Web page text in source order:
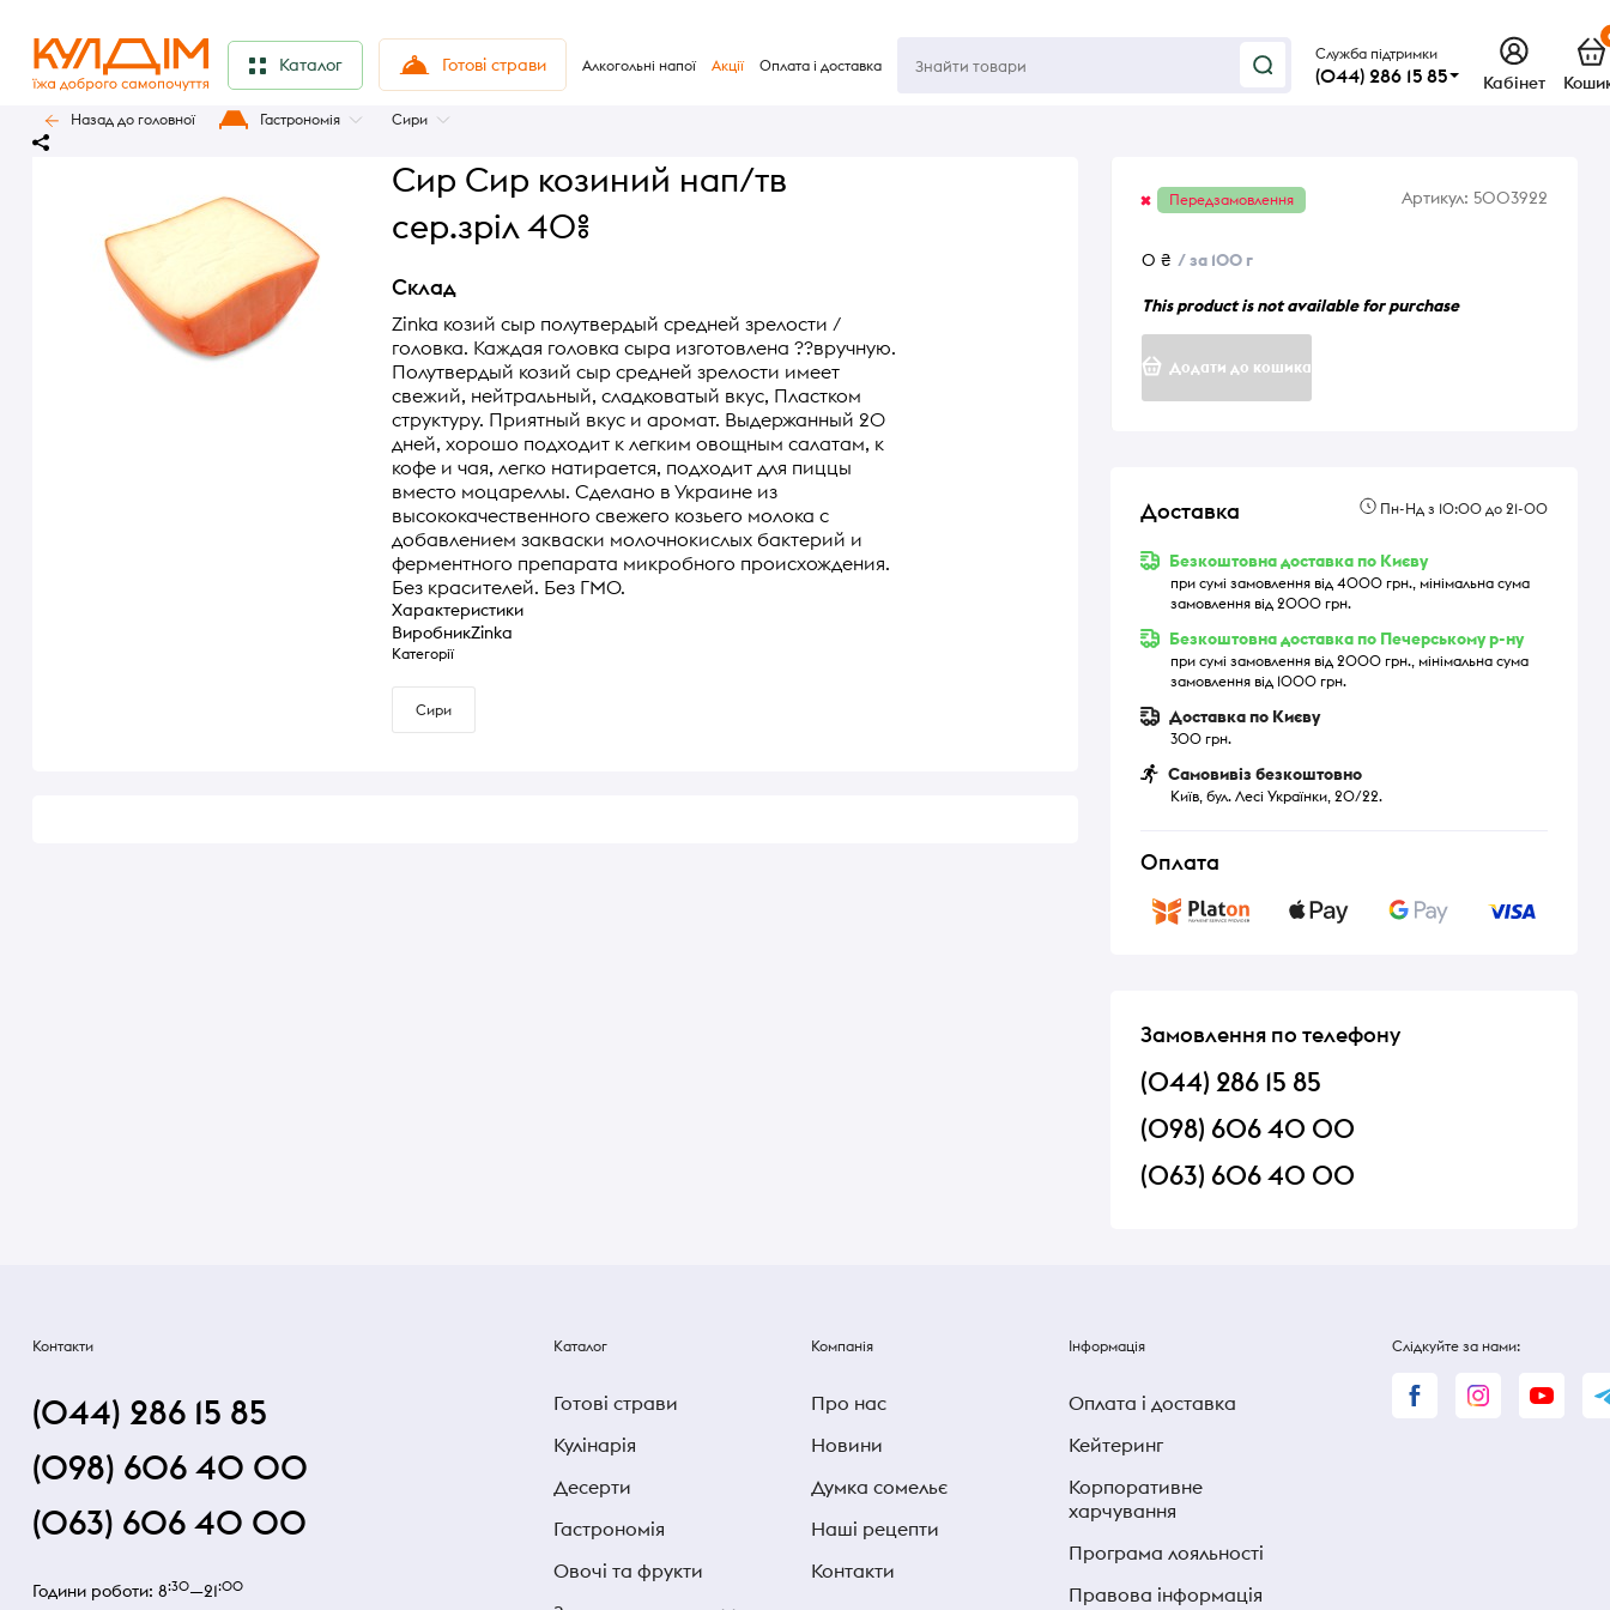
Каталог Готові страви Алкогольні напої Акції Оплата і доставка
Служба підтримки
(044) 286 15 85 Кабінет
Назад до головної Гастрономія Сири
Сир Сир козиний нап/тв
сер.зріл 40%
Склад
Zinka козий сыр полутвердый средней зрелости /
головка. Каждая головка сыра изготовлена ??вручную.
Полутвердый козий сыр средней зрелости имеет
свежий, нейтральный, сладковатый вкус, Пластком
структуру. Приятный вкус и аромат. Выдержанный 20
дней, хорошо подходит к легким овощным салатам, к
кофе и чая, легко натирается, подходит для пиццы
вместо моцареллы. Сделано в Украине из
высококачественного свежего козьего молока с
добавлением закваски молочнокислых бактерий и
ферментного препарата микробного происхождения.
Без красителей. Без ГМО.
Характеристики
ВиробникZinka
Категорії
Сири
Передзамовлення Артикул: 5003922
0 ₴ / за 100 г
This product is not available for purchase
Додати до кошика
Доставка Пн-Нд з 10:00 до 21-00
Безкоштовна доставка по Києву
при сумі замовлення від 4000 грн., мінімальна сума
замовлення від 2000 грн.
Безкоштовна доставка по Печерському р-ну
при сумі замовлення від 2000 грн., мінімальна сума
замовлення від 1000 грн.
Доставка по Києву
300 грн.
Самовивіз безкоштовно
Київ, бул. Лесі Українки, 20/22.
Оплата
Замовлення по телефону
(044) 286 15 85
(098) 606 40 00
(063) 606 40 00
Контакти
(044) 286 15 85
(098) 606 40 00
(063) 606 40 00
Години роботи: 8:30—21:00
Каталог
Готові страви
Кулінарія
Десерти
Гастрономія
Овочі та фрукти
Компанія
Про нас
Новини
Думка сомельє
Наші рецепти
Контакти
Інформація
Оплата і доставка
Кейтеринг
Корпоративне
харчування
Програма лояльності
Правова інформація
Слідкуйте за нами: